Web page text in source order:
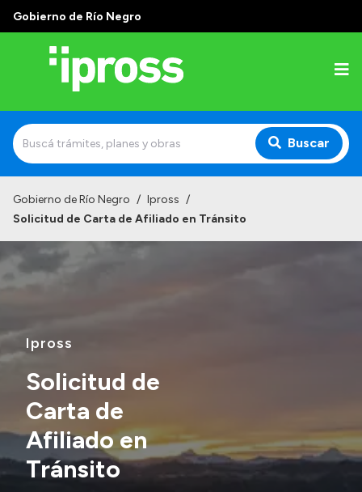
Gobierno de Río Negro
Buscar
¿Qué es IPROSS?
Consultorios Propios
Presentación CV
Transparencia
Inversión en Salud
Gobierno de Río Negro / Ipross /
Solicitud de Carta de Afiliado en Tránsito
Ipross
Solicitud de
Carta de
Afiliado en
Tránsito